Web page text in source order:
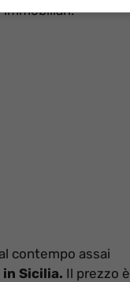
contempo assai
in Sicilia. Il prezzo è